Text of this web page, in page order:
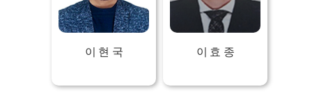
이 현 국 이 효 종